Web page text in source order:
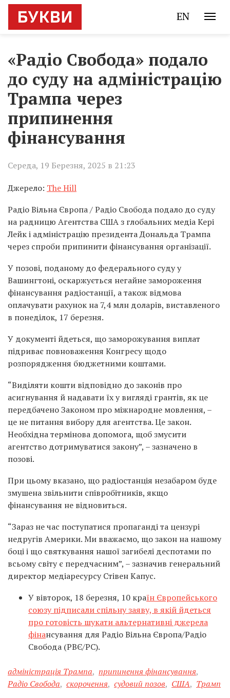
EN
«Радіо Свобода» подало
до суду на адміністрацію
Трампа через
припинення
фінансування
Середа, 19 Березня, 2025 в 21:23
Джерело: The Hill
Радіо Вільна Європа / Радіо Свобода подало до суду
на радницю Агентства США з глобальних медіа Кері
Лейк і адміністрацію президента Дональда Трампа
через спроби припинити фінансування організації.
У позові, поданому до федерального суду у
Вашингтоні, оскаржується негайне замороження
фінансування радіостанції, а також відмова
оплачувати рахунок на 7,4 млн доларів, виставленого
в понеділок, 17 березня.
У документі йдеться, що заморожування виплат
підриває повноваження Конгресу щодо
розпорядження бюджетними коштами.
“Виділяти кошти відповідно до законів про
асигнування й надавати їх у вигляді грантів, як це
передбачено Законом про міжнародне мовлення, –
це не питання вибору для агентства. Це закон.
Необхідна термінова допомога, щоб змусити
агентство дотримуватися закону”, – зазначено в
позові.
При цьому вказано, що радіостанція незабаром буде
змушена звільнити співробітників, якщо
фінансування не відновиться.
“Зараз не час поступатися пропаганді та цензурі
недругів Америки. Ми вважаємо, що закон на нашому
боці і що святкування нашої загибелі деспотами по
всьому світу є передчасним”, – зазначив генеральний
директор медіаресурсу Стівен Капус.
У вівторок, 18 березня, 10 країн Європейського
союзу підписали спільну заяву, в якій йдеться
про готовість шукати альтернативні джерела
фінансування для Радіо Вільна Європа/Радіо
Свобода (РВЄ/РС).
адміністрація Трампа, припинення фінансування,
Радіо Свобода, скорочення, судовий позов, США, Трамп